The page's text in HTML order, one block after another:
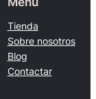
Tienda
Sobre nosotros
Blog
Contactar